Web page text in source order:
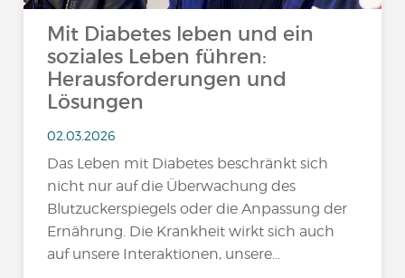
Mit Diabetes leben und ein
soziales Leben führen:
Herausforderungen und
Lösungen
02.03.2026
Das Leben mit Diabetes beschränkt sich
nicht nur auf die Überwachung des
Blutzuckerspiegels oder die Anpassung der
Ernährung. Die Krankheit wirkt sich auch
auf unsere Interaktionen, unsere...